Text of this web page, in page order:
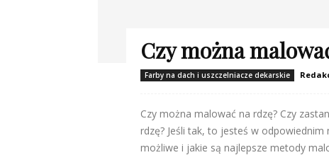
Czy można
Farby na dach i uszczelniacze dekarskie
Czy można malować na rdzę? Czy
rdzę? Jeśli tak, to jesteś w
możliwe i jakie są najlepsze metody